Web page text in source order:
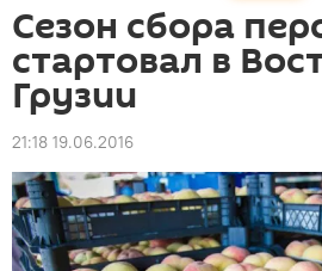
Сезон сбора
стартовал в
Грузии
21:18 19.06.2016